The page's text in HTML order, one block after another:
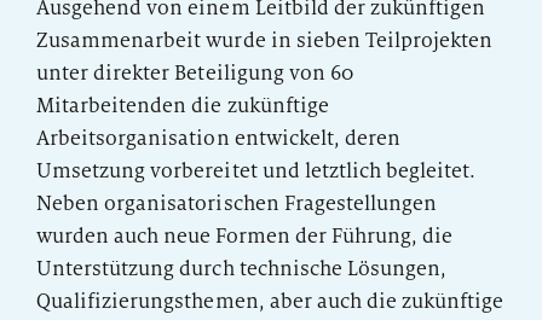
PUBLIKATION
Marktstudie unter Versicherern:
Operations der Zukunft
Ausgehend von einem Leitbild der zukünftigen
Zusammenarbeit wurde in sieben Teilprojekten
unter direkter Beteiligung von 60
Mitarbeitenden die zukünftige
Arbeitsorganisation entwickelt, deren
Umsetzung vorbereitet und letztlich begleitet.
Neben organisatorischen Fragestellungen
wurden auch neue Formen der Führung, die
Unterstützung durch technische Lösungen,
Qualifizierungsthemen, aber auch die zukünftige